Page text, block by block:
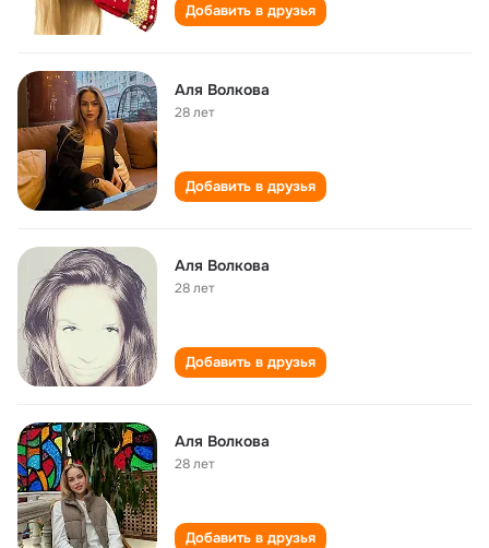
Добавить в друзья
Аля Волкова
28 лет
Добавить в друзья
Аля Волкова
28 лет
Добавить в друзья
Аля Волкова
28 лет
Добавить в друзья